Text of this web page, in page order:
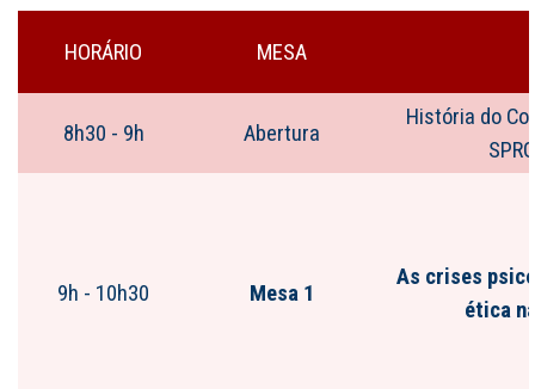
HORÁRIO MESA
8h30 - 9h Abertura
História do
9h - 10h30 Mesa 1
As crises
ética